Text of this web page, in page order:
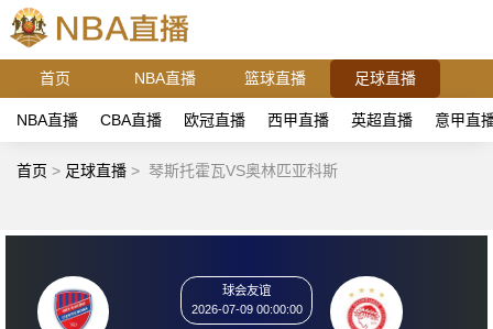
首页 NBA直播 篮球直播 足球直播
NBA直播 CBA直播 欧冠直播 西甲直播 英超直播 意甲直
首页 > 足球直播 > 琴斯托霍瓦VS奥林匹亚科斯